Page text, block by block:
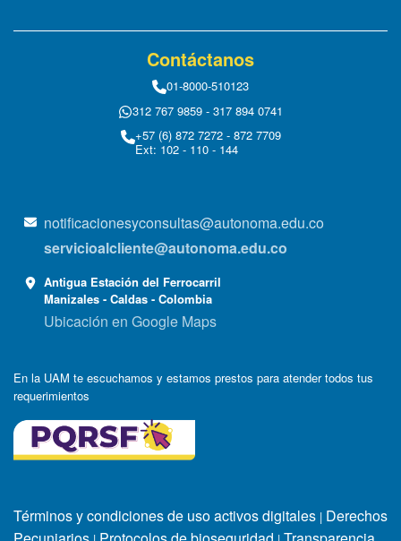
Contáctanos
01-8000-510123
312 767 9859 - 317 894 0741
+57 (6) 872 7272 - 872 7709
Ext: 102 - 110 - 144
notificacionesyconsultas@autonoma.edu.co
servicioalcliente@autonoma.edu.co
Antigua Estación del Ferrocarril
Manizales - Caldas - Colombia
Ubicación en Google Maps
En la UAM te escuchamos y estamos prestos para atender todos tus
requerimientos
Términos y condiciones de uso activos digitales | Derechos